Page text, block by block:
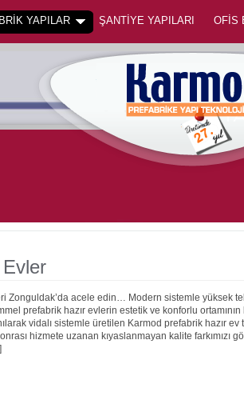
YAPILAR ŞANTİYE YAPILARI OFİS
Zonguldak’da acele edin… Modern sistemle yüksek
prefabrik hazır evlerin estetik ve konforlu ortamının
vidalı sistemle üretilen Karmod prefabrik hazır ev
hizmete uzanan kıyaslanmayan kalite farkımızı